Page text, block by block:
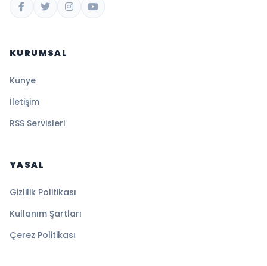
KURUMSAL
Künye
İletişim
RSS Servisleri
YASAL
Gizlilik Politikası
Kullanım Şartları
Çerez Politikası